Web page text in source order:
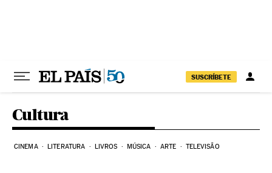
SUSCRÍBETE
Cultura
CINEMA LITERATURA LIVROS MÚSICA ARTE TELEVISÃO